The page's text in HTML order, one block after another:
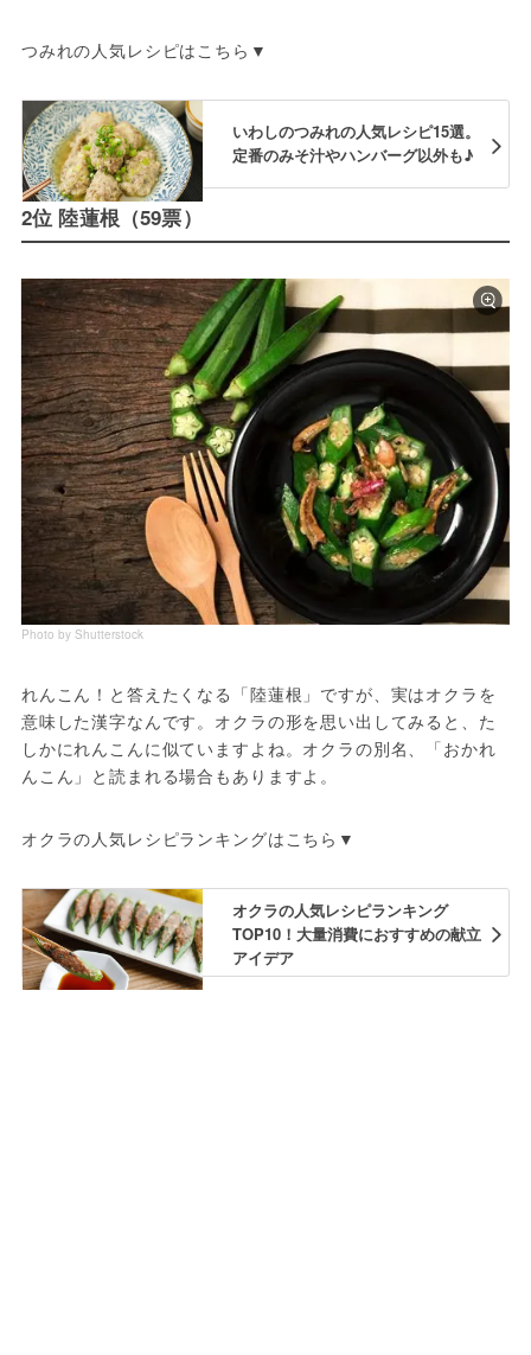
つみれの人気レシピはこちら▼
いわしのつみれの人気レシピ15選。
定番のみそ汁やハンバーグ以外も♪
2位 陸蓮根（59票）
Photo by Shutterstock
れんこん！と答えたくなる「陸蓮根」ですが、実はオクラを
意味した漢字なんです。オクラの形を思い出してみると、た
しかにれんこんに似ていますよね。オクラの別名、「おかれ
んこん」と読まれる場合もありますよ。
オクラの人気レシピランキングはこちら▼
オクラの人気レシピランキング
TOP10！大量消費におすすめの献立
アイデア